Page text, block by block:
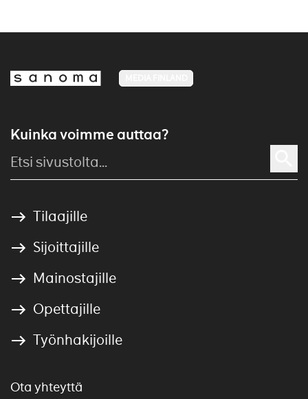
Kuinka voimme auttaa?
Tilaajille
Sijoittajille
Mainostajille
Opettajille
Työnhakijoille
Ota yhteyttä